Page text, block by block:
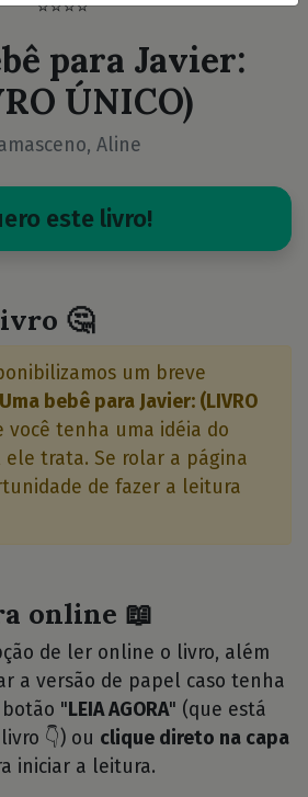
⭐⭐⭐⭐
para Javier:
ÚNICO)
Aline
este livro!
🤔
um breve
Uma bebê para Javier: (LIVRO
você tenha uma idéia do
trata. Se rolar a página
de fazer a leitura
online 📖
de ler online o livro, além
a versão de papel caso tenha
" LEIA AGORA" (que está
👇) ou clique direto na capa
iniciar a leitura.